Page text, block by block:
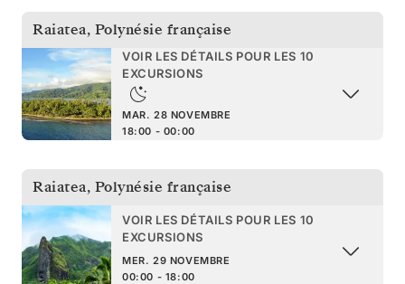
Raiatea, Polynésie française
VOIR LES DÉTAILS POUR LES 10
EXCURSIONS
MAR. 28 NOVEMBRE
18:00 - 00:00
Raiatea, Polynésie française
VOIR LES DÉTAILS POUR LES 10
EXCURSIONS
MER. 29 NOVEMBRE
00:00 - 18:00